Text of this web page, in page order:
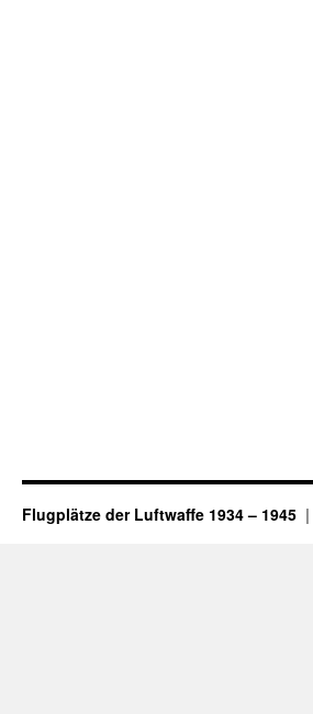
Flugplätze der Luftwaffe 1934 – 1945